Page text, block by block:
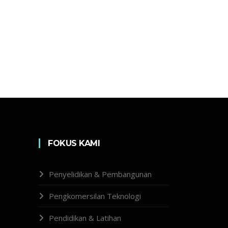
FOKUS KAMI
Penyelidikan & Pembangunan
Pengkomersilan Teknologi
Pendidikan & Latihan